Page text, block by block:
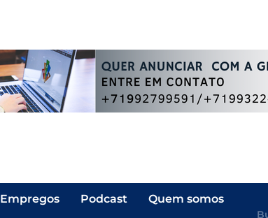
Empregos Podcast Quem somos